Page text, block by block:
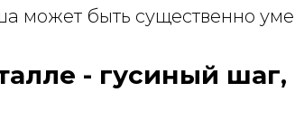
может быть существенно
- гусиный шаг,